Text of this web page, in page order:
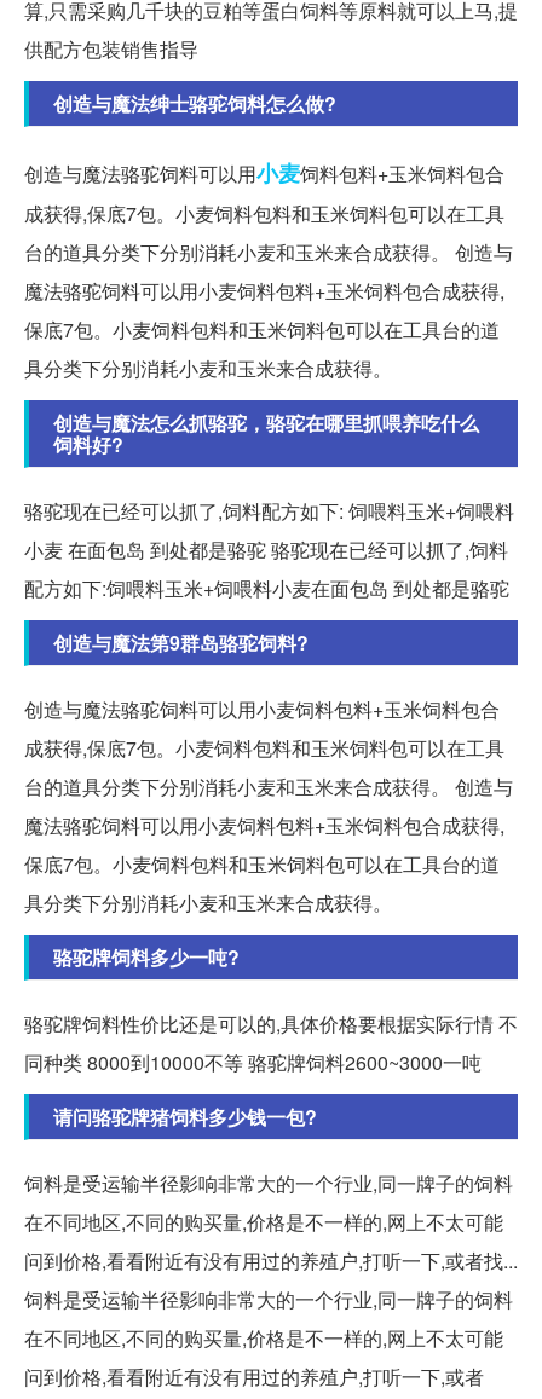
算,只需采购几千块的豆粕等蛋白饲料等原料就可以上马,提
供配方包装销售指导
创造与魔法绅士骆驼饲料怎么做?
创造与魔法骆驼饲料可以用小麦饲料包料+玉米饲料包合
成获得,保底7包。小麦饲料包料和玉米饲料包可以在工具
台的道具分类下分别消耗小麦和玉米来合成获得。 创造与
魔法骆驼饲料可以用小麦饲料包料+玉米饲料包合成获得,
保底7包。小麦饲料包料和玉米饲料包可以在工具台的道
具分类下分别消耗小麦和玉米来合成获得。
创造与魔法怎么抓骆驼，骆驼在哪里抓喂养吃什么
饲料好?
骆驼现在已经可以抓了,饲料配方如下: 饲喂料玉米+饲喂料
小麦 在面包岛 到处都是骆驼 骆驼现在已经可以抓了,饲料
配方如下:饲喂料玉米+饲喂料小麦在面包岛 到处都是骆驼
创造与魔法第9群岛骆驼饲料?
创造与魔法骆驼饲料可以用小麦饲料包料+玉米饲料包合
成获得,保底7包。小麦饲料包料和玉米饲料包可以在工具
台的道具分类下分别消耗小麦和玉米来合成获得。 创造与
魔法骆驼饲料可以用小麦饲料包料+玉米饲料包合成获得,
保底7包。小麦饲料包料和玉米饲料包可以在工具台的道
具分类下分别消耗小麦和玉米来合成获得。
骆驼牌饲料多少一吨?
骆驼牌饲料性价比还是可以的,具体价格要根据实际行情 不
同种类 8000到10000不等 骆驼牌饲料2600~3000一吨
请问骆驼牌猪饲料多少钱一包?
饲料是受运输半径影响非常大的一个行业,同一牌子的饲料
在不同地区,不同的购买量,价格是不一样的,网上不太可能
问到价格,看看附近有没有用过的养殖户,打听一下,或者找...
饲料是受运输半径影响非常大的一个行业,同一牌子的饲料
在不同地区,不同的购买量,价格是不一样的,网上不太可能
问到价格,看看附近有没有用过的养殖户,打听一下,或者